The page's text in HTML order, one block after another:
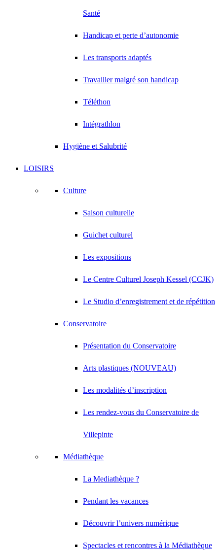
Santé
Handicap et perte d’autonomie
Les transports adaptés
Travailler malgré son handicap
Téléthon
Intégrathlon
Hygiène et Salubrité
LOISIRS
Culture
Saison culturelle
Guichet culturel
Les expositions
Le Centre Culturel Joseph Kessel (CCJK)
Le Studio d’enregistrement et de répétition
Conservatoire
Présentation du Conservatoire
Arts plastiques (NOUVEAU)
Les modalités d’inscription
Les rendez-vous du Conservatoire de
Villepinte
Médiathèque
La Mediathèque ?
Pendant les vacances
Découvrir l’univers numérique
Spectacles et rencontres à la Médiathèque